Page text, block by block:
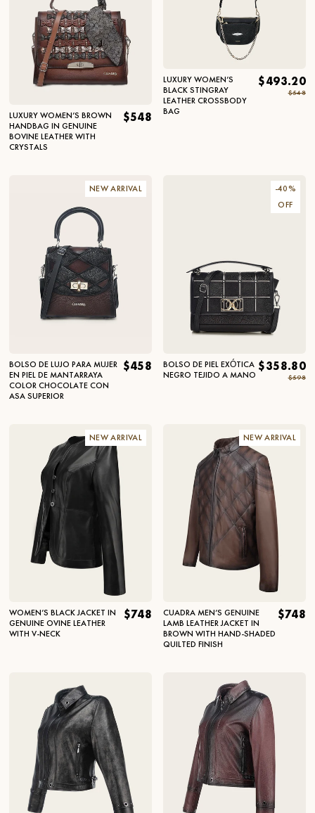
LUXURY WOMEN’S BROWN
HANDBAG IN GENUINE
BOVINE LEATHER WITH
CRYSTALS
$548
LUXURY WOMEN’S
BLACK STINGRAY
LEATHER CROSSBODY
BAG
$493.20
$548
NEW ARRIVAL
BOLSO DE LUJO PARA MUJER
EN PIEL DE MANTARRAYA
COLOR CHOCOLATE CON
ASA SUPERIOR
$458
-40%
OFF
BOLSO DE PIEL EXÓTICA
NEGRO TEJIDO A MANO
$358.80
$598
NEW ARRIVAL
WOMEN’S BLACK JACKET IN
GENUINE OVINE LEATHER
WITH V-NECK
$748
NEW ARRIVAL
CUADRA MEN’S GENUINE
LAMB LEATHER JACKET IN
BROWN WITH HAND-SHADED
QUILTED FINISH
$748